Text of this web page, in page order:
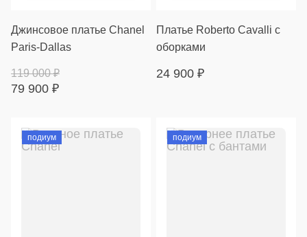
Джинсовое платье Chanel
Paris-Dallas
79 900 ₽
119 000₽
Платье Roberto Cavalli с
оборками
24 900 ₽
подиум подиум